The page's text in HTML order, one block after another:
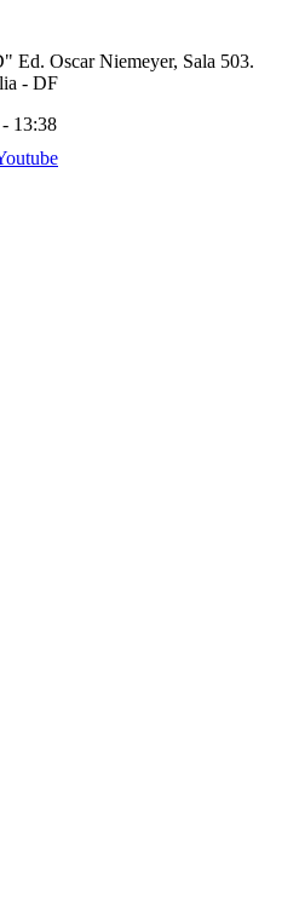
Ed. Oscar Niemeyer, Sala 503.
- DF
13:38